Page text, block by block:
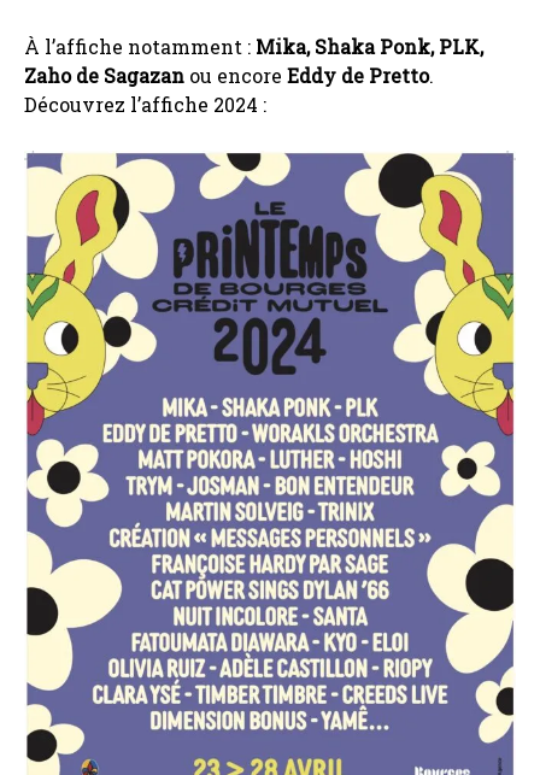
À l’affiche notamment : Mika, Shaka Ponk, PLK,
Zaho de Sagazan ou encore Eddy de Pretto.
Découvrez l’affiche 2024 :